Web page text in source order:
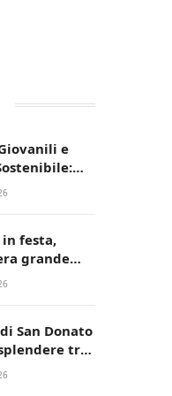
e
studenti
festa,
grande
Uccio De
San Donato
tra
e